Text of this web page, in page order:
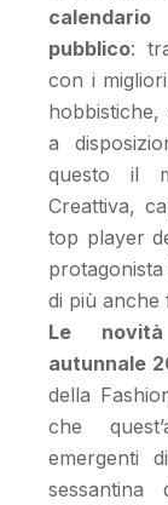
pubblico:
con i
hobbistiche,
a
questo il
Creattiva,
top player
di più anche
Le novità
autunnale
della
che
emergenti